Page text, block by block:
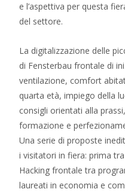
e l’aspettiva per questa
del settore.
La digitalizzazione delle
di Fensterbau frontale di
ventilazione, comfort
quarta età, impiego della
consigli orientati alla
formazione e
Una serie di proposte
i visitatori in fiera: prima
Hacking frontale tra
laureati in economia e